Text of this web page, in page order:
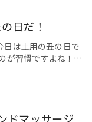
日だ！
は土用の丑の日で
が習慣ですよね！
なる方はこちら
食
でアーバンケア島
。 私は、途中まで
、最後にすまし汁
ドマッサージ